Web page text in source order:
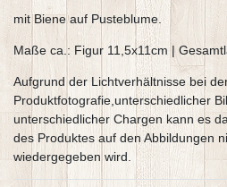
mit Biene auf Pusteblume.
Maße ca.: Figur 11,5x11cm |
Aufgrund der Lichtverhältnisse bei
Produktfotografie,unterschiedlicher
unterschiedlicher Chargen kann es
des Produktes auf den Abbildungen
wiedergegeben wird.